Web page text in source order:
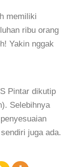
memiliki
ribu orang
Yakin nggak
Pintar dikutip
Selebihnya
juga ada.